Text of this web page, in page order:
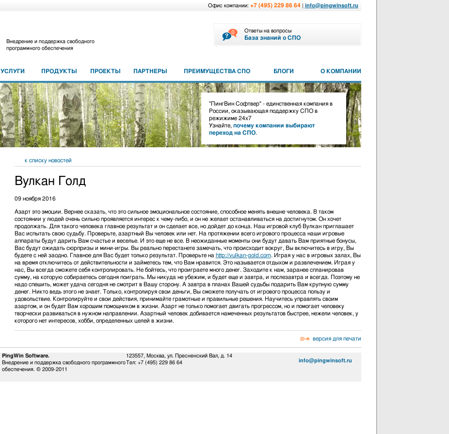
Офис компании: +7 (495) 229 86 64| info@pingwinsoft.ru
Внедрение и поддержка свободного
программного обеспечения
Ответы на вопросы
База знаний о СПО
УСЛУГИ ПРОДУКТЫ ПРОЕКТЫ ПАРТНЕРЫ ПРЕИМУЩЕСТВА СПО БЛОГИ О КОМПАНИИ
"ПингВин Софтвер" - единственная компания в
России, оказывающая поддержку СПО в
режижиме 24х7
Узнайте, почему компании выбирают
переход на СПО.
к списку новостей
Вулкан Голд
09 ноября 2016
Азарт это эмоции. Вернее сказать, что это сильное эмоциональное состояние, способное менять внешне человека. В таком
состоянии у людей очень сильно проявляется интерес к чему-либо, и он не желает останавливаться на достигнутом. Он хочет
продолжать. Для такого человека главное результат и он сделает все, но дойдет до конца. Наш игровой клуб Вулкан приглашает
Вас испытать свою судьбу. Проверьте, азартный Вы человек или нет. На протяжении всего игрового процесса наши игровые
аппараты будут дарить Вам счастье и веселье. И это еще не все. В неожиданные моменты они будут давать Вам приятные бонусы,
Вас будут ожидать сюрпризы и мини-игры. Вы реально перестанете замечать, что происходит вокруг, Вы включитесь в игру, Вы
будете с ней заодно. Главное для Вас будет только результат. Проверьте на http://vulkan-gold.com. Играя у нас в игровых залах, Вы
на время отключитесь от действительности и займетесь тем, что Вам нравится. Это называется отдыхом и развлечением. Играя у
нас, Вы всегда сможете себя контролировать. Не бойтесь, что проиграете много денег. Заходите к нам, заранее спланировав
сумму, на которую собираетесь сегодня поиграть. Мы никуда не убежим, и будет еще и завтра, и послезавтра и всегда. Поэтому не
надо спешить, может удача сегодня не смотрит в Вашу сторону. А завтра в планах Вашей судьбы подарить Вам крупную сумму
денег. Никто ведь этого не знает. Только, контролируя свои деньги, Вы сможете получать от игрового процесса пользу и
удовольствие. Контролируйте и свои действия, принимайте грамотные и правильные решения. Научитесь управлять своим
азартом, и он будет Вам хорошим помощником в жизни. Азарт не только помогает двигать прогрессом, но и помогает человеку
творчески развиваться в нужном направлении. Азартный человек добивается намеченных результатов быстрее, нежели человек, у
которого нет интересов, хобби, определенных целей в жизни.
версия для печати
PingWin Software.
Внедрение и поддержка свободного программного
обеспечения. © 2009-2011
123557, Москва, ул. Пресненский Вал, д. 14
Тел: +7 (495) 229 86 64 info@pingwinsoft.ru